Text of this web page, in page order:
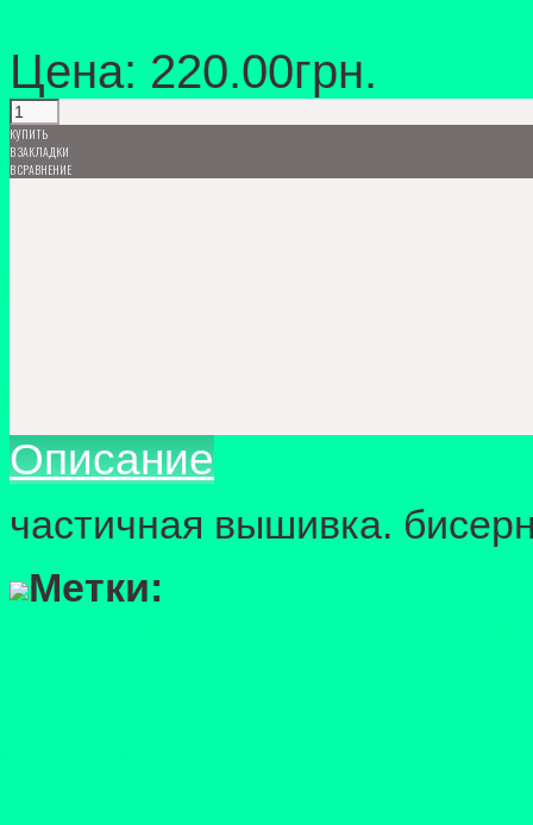
Цена: 220.00грн.
КУПИТЬ
В ЗАКЛАДКИ
В СРАВНЕНИЕ
Описание
частичная вышивка.
Метки: